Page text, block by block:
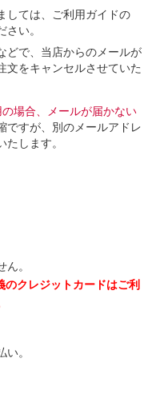
しては、ご利用ガイドの
さい。
どで、当店からのメールが
文をキャンセルさせていた
場合、メールが届かない
ですが、別のメールアドレ
します。
。
クレジットカードはご利
。